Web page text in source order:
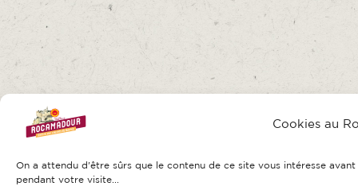
Cookies au
On a attendu d'être sûrs que le contenu de ce site vous intéresse
pendant votre visite...